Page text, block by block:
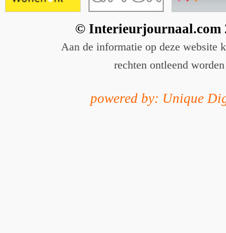
© Interieurjournaal.com
Aan de informatie op deze website
rechten ontleend worden
powered by: Unique